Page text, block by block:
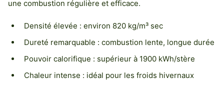
une combustion régulière et efficace.
Densité élevée : environ 820 kg/m³ sec
Dureté remarquable : combustion lente, longue durée
Pouvoir calorifique : supérieur à 1900 kWh/stère
Chaleur intense : idéal pour les froids hivernaux